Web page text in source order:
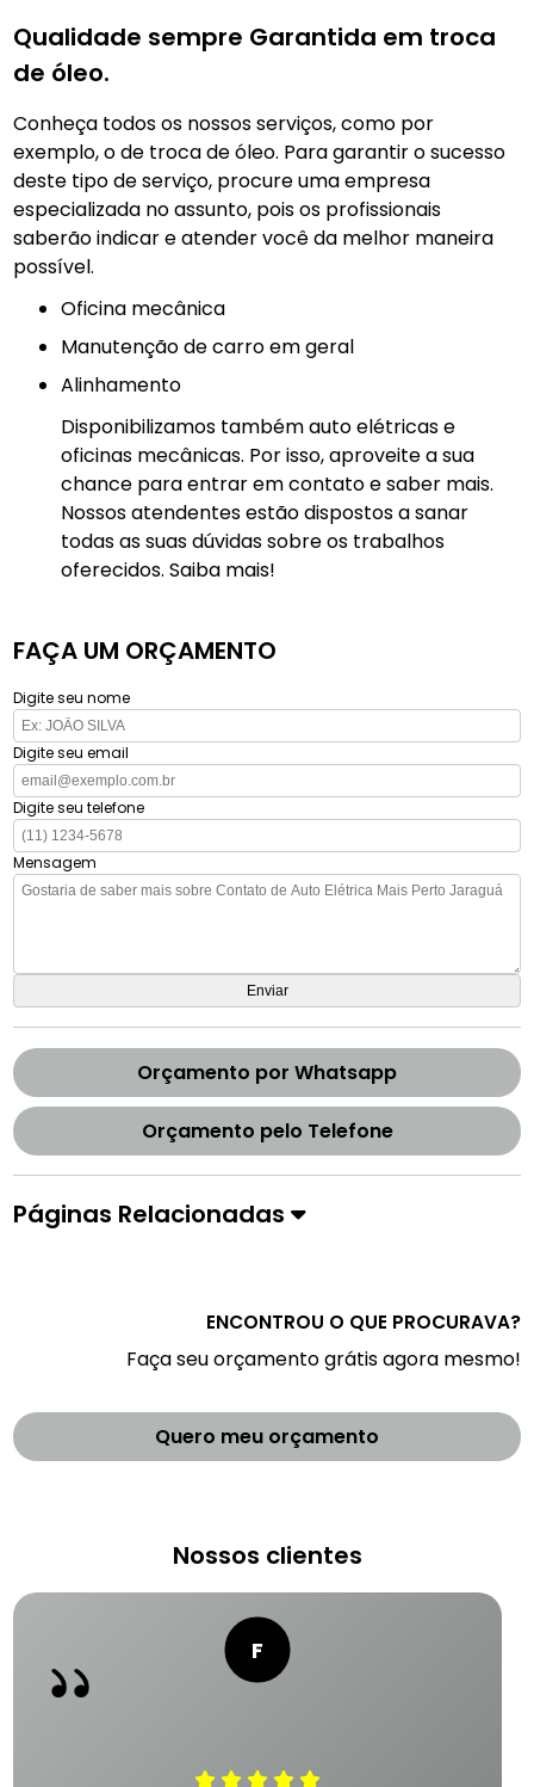
Qualidade sempre Garantida em troca
de óleo.
Conheça todos os nossos serviços, como por
exemplo, o de troca de óleo. Para garantir o sucesso
deste tipo de serviço, procure uma empresa
especializada no assunto, pois os profissionais
saberão indicar e atender você da melhor maneira
possível.
Oficina mecânica
manutenção de carro em geral
Alinhamento
Disponibilizamos também auto elétricas e
oficinas mecânicas. Por isso, aproveite a sua
chance para entrar em contato e saber mais.
Nossos atendentes estão dispostos a sanar
todas as suas dúvidas sobre os trabalhos
oferecidos. Saiba mais!
FAÇA UM ORÇAMENTO
Digite seu nome
Digite seu email
Digite seu telefone
Mensagem
Orçamento por Whatsapp
Orçamento pelo Telefone
Páginas Relacionadas
ENCONTROU O QUE PROCURAVA?
Faça seu orçamento grátis agora mesmo!
Quero meu orçamento
Nossos clientes